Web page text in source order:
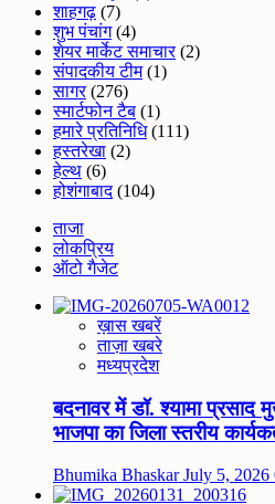
शाहगढ़ (7)
शुभ पंचांग(4)
शेयर मार्केट समाचार(2)
संपादकीय टीम(1)
सागर(276)
स्मार्टफोन टैब (1)
हमारे प्रतिनिधि(111)
हस्तरेखा (2)
हेल्थ (6)
होशंगाबाद(104)
ताजा
लोकप्रिय
ऑटो गैजेट
ख़ास खबरें
ताज़ा खबरे
मध्यप्रदेश
बदनावर में डॉ. श्यामा प्रसाद
भाजपा का जिला स्तरीय
Bhumika BhaskarJuly 5, 2026